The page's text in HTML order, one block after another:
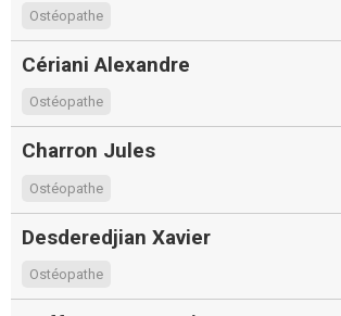
Ostéopathe
Cériani Alexandre
Ostéopathe
Charron Jules
Ostéopathe
Desderedjian Xavier
Ostéopathe